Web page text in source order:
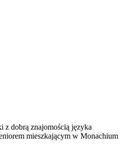
z dobrą znajomością języka
mieszkającym w Monachium